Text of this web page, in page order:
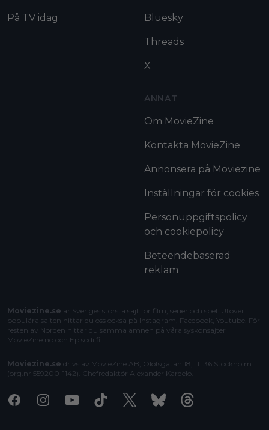
På TV idag Bluesky
Threads
X
ANNAT
Om MovieZine
Kontakta MovieZine
Annonsera på Moviezine
Inställningar för cookies
Personuppgiftspolicy
och cookiepolicy
Beteendebaserad
reklam
Moviezine.se är Sveriges största sajt för film, serier och spel. Utöver
populära sajten hittar du oss också på Instagram, Facebook, Youtube. För
resten av Norden hittar du samma ämnen på våra syskonsajter
MovieZine.no och Episodi.fi
Moviezine.se drivs av MovieZine AB, Olofsgatan 18, 111 36 Stockholm
(org.nr 559200-1142). Chefredaktör Alexander Kardelo
FacebookInstagramYoutubeTiktok X BlueskyThreads